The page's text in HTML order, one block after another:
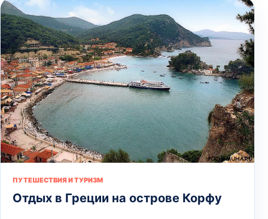
ПУТЕШЕСТВИЯ И ТУРИЗМ
Отдых в Греции на острове Корфу